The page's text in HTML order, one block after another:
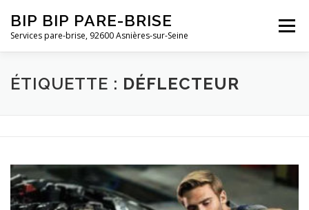
contenu
BIP BIP PARE-BRISE
Services pare-brise, 92600 Asnières-sur-Seine
Menu
POURQUOI NOUS CHOISIR ?
CONTACT | DEVIS | RDV
ÉTIQUETTE : DÉFLECTEUR